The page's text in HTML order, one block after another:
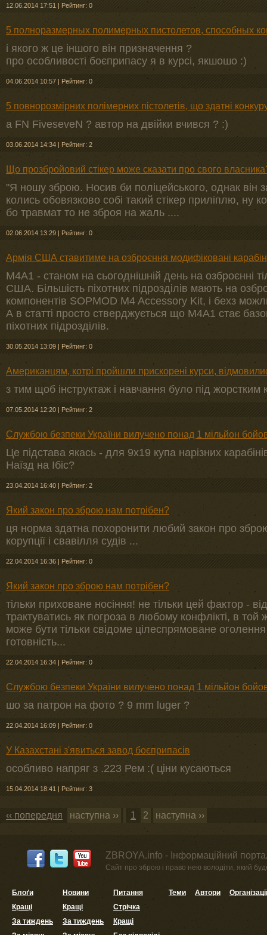
12.06.2014 17:51 | Рейтинг: 0
5 полноразмерных полимерных пистолетов, способных
і якого ж це іншого він призначення ?
про особливості боєприпасу я в курсі, якшошо :)
04.06.2014 10:57 | Рейтинг: 0
5 повнорозмірних полімерних пістолетів, що здатні
а FN FiveseveN ? автор на двійки вчився ? :)
03.06.2014 14:34 | Рейтинг: 2
Що прозбройовий стікер може сказати про свого
"Я ношу зброю. Носив би поліцейського, однак він
колись обовязково собі такий стікер приліплю, ну
бо травмат то не зброя на жаль ....
02.06.2014 13:29 | Рейтинг: 0
Армія США ставитиме на озброєння модифіковані
М4А1 - станом на сьогоднішній день на озброєнні
США. Більшість піхотних підрозділів мають на
компонентів SOPMOD M4 Accessory Kit, і бехз
А в статті просто стверджується що М4А1 стає
піхотних підрозділів.
30.05.2014 13:09 | Рейтинг: 0
Американцям, котрі пройшли прискорені курси,
з тим щоб інструктаж і навчання було під
07.05.2014 12:20 | Рейтинг: 2
Службою безпеки України вилучено понад 1 мільйон
Це підстава якась - для 9х19 купа нарізних
Наїзд на Ібіс?
23.04.2014 16:40 | Рейтинг: 2
Який закон про зброю нам потрібен?
ця норма здатна похоронити любий закон про
корупції і свавілля судів ...
22.04.2014 16:36 | Рейтинг: 0
Який закон про зброю нам потрібен?
тільки приховане носіння! не тільки цей фактор -
трактуватись як погроза в любому конфлікті, в той
може бути тільки свідоме цілеспрямоване оголення
готовність...
22.04.2014 16:34 | Рейтинг: 0
Службою безпеки України вилучено понад 1 мільйон
шо за патрон на фото ? 9 mm luger ?
22.04.2014 16:09 | Рейтинг: 0
У Казахстані з'явиться завод боєприпасів
особливо напряг з .223 Рем :( ціни кусаються
15.04.2014 18:41 | Рейтинг: 3
‹‹ попередня наступна ›› 1 2 наступна ››
ZBROYA.info - Інформаційний
Сайт про зброю і право нею володіти, який
Блоґи
Кращі
За тиждень
Новини
Кращі
За тиждень
Питання
Стрічка
Кращі
Теми Автори